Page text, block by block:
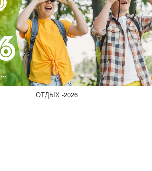
ОТДЫХ -2026